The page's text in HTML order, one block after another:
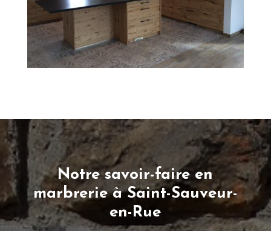
Notre savoir-faire en
marbrerie à Saint-Sauveur-
en-Rue